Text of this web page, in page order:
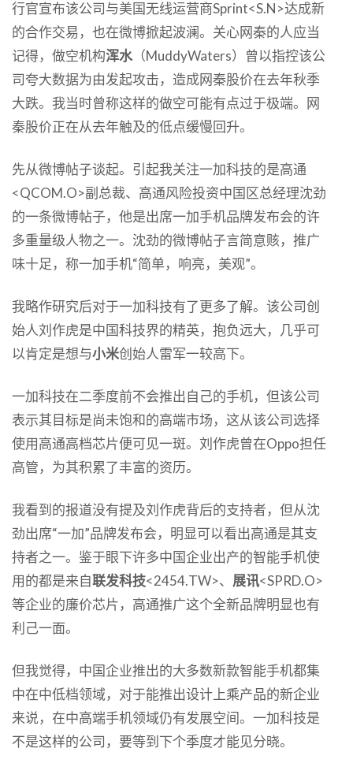
行官宣布该公司与美国无线运营商Sprint<S.N>达成新
的合作交易，也在微博掀起波澜。关心网秦的人应当
记得，做空机构浑水（MuddyWaters）曾以指控该公
司夸大数据为由发起攻击，造成网秦股价在去年秋季
大跌。我当时曾称这样的做空可能有点过于极端。网
秦股价正在从去年触及的低点缓慢回升。
先从微博帖子谈起。引起我关注一加科技的是高通
<QCOM.O>副总裁、高通风险投资中国区总经理沈劲
的一条微博帖子，他是出席一加手机品牌发布会的许
多重量级人物之一。沈劲的微博帖子言简意赅，推广
味十足，称一加手机“简单，响亮，美观”。
我略作研究后对于一加科技有了更多了解。该公司创
始人刘作虎是中国科技界的精英，抱负远大，几乎可
以肯定是想与小米创始人雷军一较高下。
一加科技在二季度前不会推出自己的手机，但该公司
表示其目标是尚未饱和的高端市场，这从该公司选择
使用高通高档芯片便可见一斑。刘作虎曾在Oppo担任
高管，为其积累了丰富的资历。
我看到的报道没有提及刘作虎背后的支持者，但从沈
劲出席“一加”品牌发布会，明显可以看出高通是其支
持者之一。鉴于眼下许多中国企业出产的智能手机使
用的都是来自联发科技<2454.TW>、 展讯<SPRD.O>
等企业的廉价芯片，高通推广这个全新品牌明显也有
利己一面。
但我觉得，中国企业推出的大多数新款智能手机都集
中在中低档领域，对于能推出设计上乘产品的新企业
来说，在中高端手机领域仍有发展空间。一加科技是
不是这样的公司，要等到下个季度才能见分晓。